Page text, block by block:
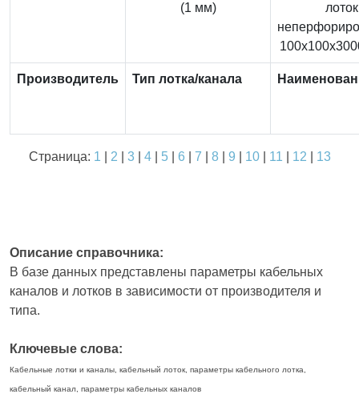
(1 мм)
лоток
Производитель Тип лотка/канала
Страница: 1 2 3| 4| 5| 6 7 8| 9 10| 11 12 13
Описание справочника:
В базе данных представлены параметры кабельных
каналов и лотков в зависимости от производителя и
типа.
Ключевые слова:
Кабельные лотки и каналы, кабельный лоток, параметры кабельного лотка,
кабельный канал, параметры кабельных каналов